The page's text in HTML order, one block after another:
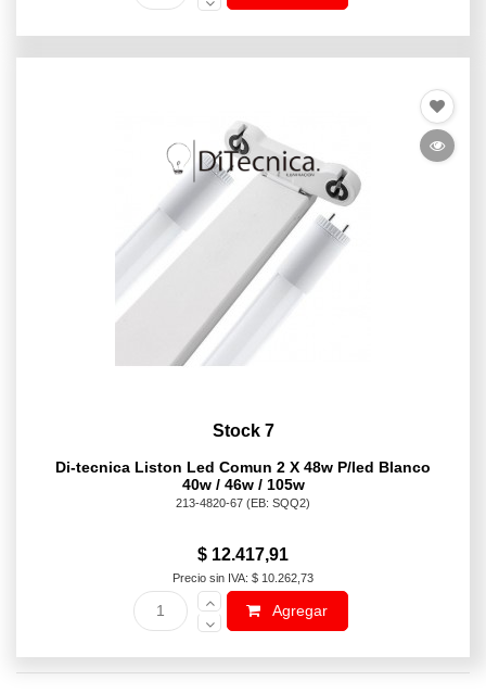
Stock 7
Di-tecnica Liston Led Comun 2 X 48w P/led Blanco
40w / 46w / 105w
213-4820-67 (EB: SQQ2)
$ 12.417,91
Precio sin IVA: $ 10.262,73
Agregar